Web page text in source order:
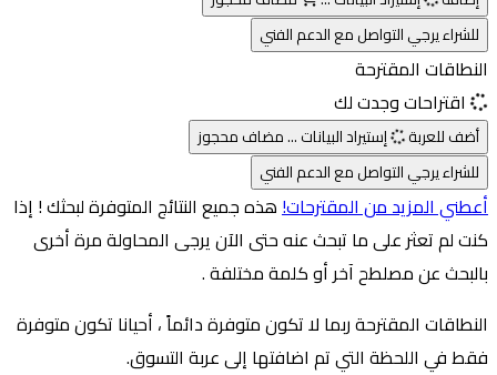
للشراء يرجي التواصل مع الدعم الفني
النطاقات المقترحة
اقتراحات وجدت لك
أضف للعربة إستيراد البيانات ...مضاف محجوز
للشراء يرجي التواصل مع الدعم الفني
أعطني المزيد من المقترحات!هذه جميع النتائج المتوفرة لبحثك ! إذا
كنت لم تعثر على ما تبحث عنه حتى الآن يرجى المحاولة مرة أخرى
بالبحث عن مصلطح آخر أو كلمة مختلفة .
النطاقات المقترحة ربما لا تكون متوفرة دائماً ، أحيانا تكون متوفرة
فقط في اللحظة التي تم اضافتها إلى عربة التسوق.